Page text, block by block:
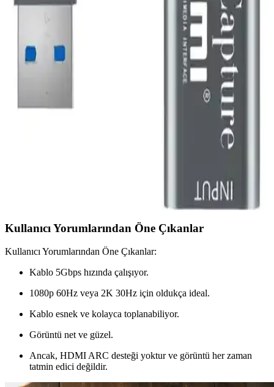
Paugge 2.0b 4K HDMI kablosu, 18 Gbps bant genişliği ve HDR
desteğiyle üstün görüntü ve ses kalitesi sunar, dayanıklı yapısı ve
altın kaplama uçlarıyla güvenilir bağlantı sağlar.
Grundig GDP 5500 DVD ve DivX Oynatıcı: Yüksek
Çözünürlüklü Medya Deneyimi Sunar
Grundig GDP 5500, HD görüntü, çoklu format ve bağlantı
seçenekleriyle ev eğlencesini yükselten yüksek performanslı bir
medya oynatıcıdır.
Adaptörü ile Yüksek Kalitede Video ve Ses Aktarımı
çözünürlük ve ses kalitesiyle canlı yayın ve içerik üretimini
Kullanıcı Yorumlarından Öne Çıkanlar
Kullanıcı Yorumlarından Öne Çıkanlar:
Kablo 5Gbps hızında çalışıyor.
1080p 60Hz veya 2K 30Hz için oldukça ideal.
Kablo esnek ve kolayca toplanabiliyor.
Görüntü net ve güzel.
Ancak, HDMI ARC desteği yoktur ve görüntü her zaman
tatmin edici değildir.